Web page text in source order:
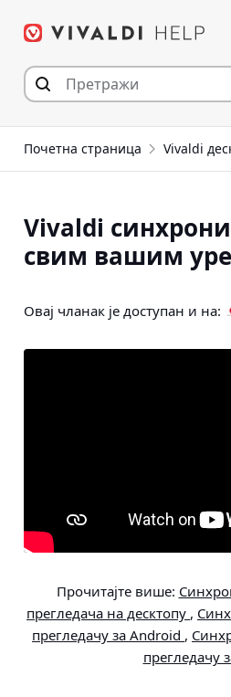
Почетна страница Vivaldi
Vivaldi
свим вашим
Овај чланак је доступан и на:
Прочитајте више:
прегледача на десктопу ,
прегледачу за Android ,
прегледачу